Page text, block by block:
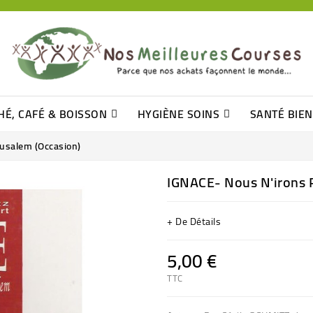
CAFÉ & BOISSON HYGIÈNE SOINS SANTÉ
(Occasion)
IGNACE- Nous N'irons
+ De Détails
5,00 €
TTC